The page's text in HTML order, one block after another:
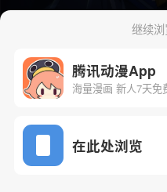
下一话
继续
腾讯动漫App
海量漫画 新人7天免
在此处浏览